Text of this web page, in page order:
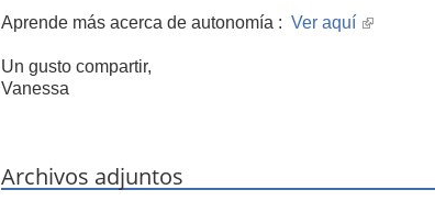
Aprende más acerca de autonomía : Ver aquí (link
Un gusto compartir,
Vanessa
Archivos adjuntos